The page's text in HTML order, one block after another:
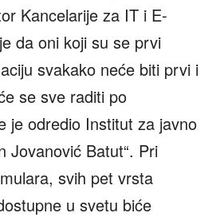
Kancelarije za IT i E-
da oni koji su se prvi
svakako neće biti prvi i
se sve raditi po
je odredio Institut za javno
Jovanović Batut“. Pri
svih pet vrsta
u svetu biće